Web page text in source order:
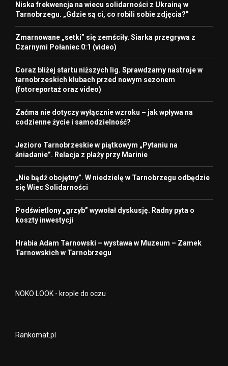
Niska frekwencja na wiecu solidarności z Ukrainą w
Tarnobrzegu. „Gdzie są ci, co robili sobie zdjęcia?”
Zmarnowane „setki” się zemściły. Siarka przegrywa z
Czarnymi Połaniec 0:1 (video)
Coraz bliżej startu niższych lig. Sprawdzamy nastroje w
tarnobrzeskich klubach przed nowym sezonem
(fotoreportaż oraz video)
Zaćma nie dotyczy wyłącznie wzroku – jak wpływa na
codzienne życie i samodzielność?
Jezioro Tarnobrzeskie w piątkowym „Pytaniu na
śniadanie”. Relacja z plaży przy Marinie
„Nie bądź obojętny”. W niedzielę w Tarnobrzegu odbędzie
się Wiec Solidarności
Podświetlony „grzyb” wywołał dyskusję. Radny pyta o
koszty inwestycji
Hrabia Adam Tarnowski – wystawa w Muzeum – Zamek
Tarnowskich w Tarnobrzegu
NOKO LOOK - krople do oczu
Rankomat.pl